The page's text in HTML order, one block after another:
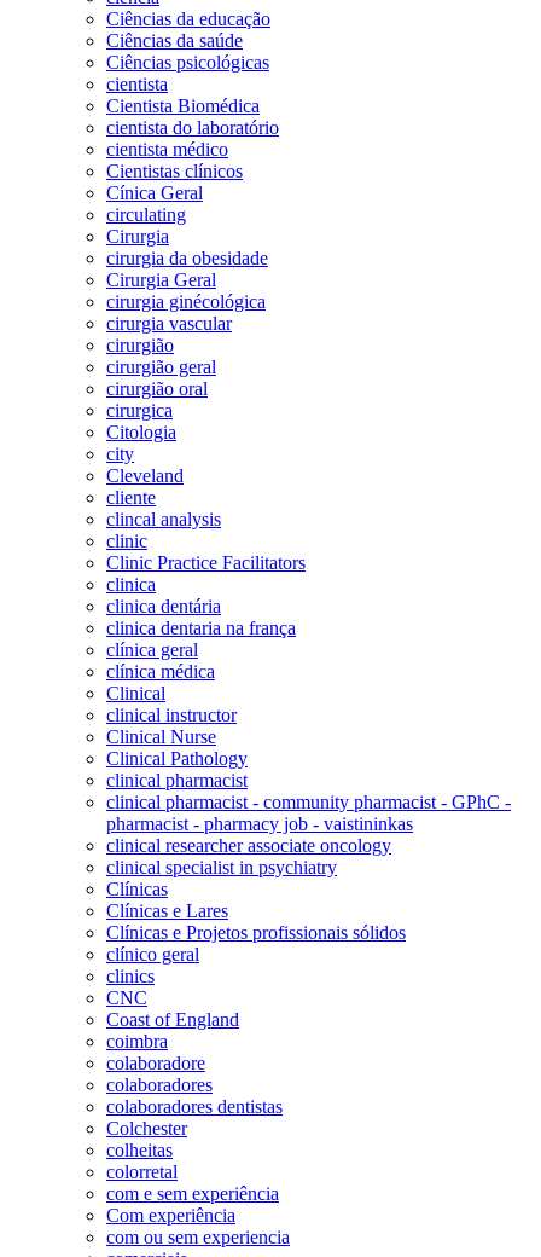
Ciências da educação
Ciências da saúde
Ciências psicológicas
cientista
Cientista Biomédica
cientista do laboratório
cientista médico
Cientistas clínicos
Cínica Geral
circulating
Cirurgia
cirurgia da obesidade
Cirurgia Geral
cirurgia ginécológica
cirurgia vascular
cirurgião
cirurgião geral
cirurgião oral
cirurgica
Citologia
city
Cleveland
cliente
clincal analysis
clinic
Clinic Practice Facilitators
clinica
clinica dentária
clinica dentaria na frança
clínica geral
clínica médica
Clinical
clinical instructor
Clinical Nurse
Clinical Pathology
clinical pharmacist
clinical pharmacist - community pharmacist - GPhC -
pharmacist - pharmacy job - vaistininkas
clinical researcher associate oncology
clinical specialist in psychiatry
Clínicas
Clínicas e Lares
Clínicas e Projetos profissionais sólidos
clínico geral
clinics
CNC
Coast of England
coimbra
colaboradore
colaboradores
colaboradores dentistas
Colchester
colheitas
colorretal
com e sem experiência
Com experiência
com ou sem experiencia